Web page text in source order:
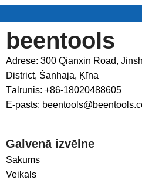
beentools
Adrese: 300 Qianxin Road,
District, Šanhaja, Ķīna
Tālrunis: +86-18020488605
E-pasts:
Galvenā izvēlne
Sākums
Veikals